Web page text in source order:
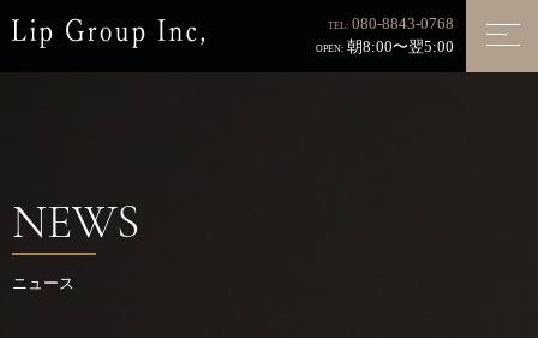
TEL: 080-8843-0768
OPEN: 朝8:00〜翌5:00
NEWS
ニュース